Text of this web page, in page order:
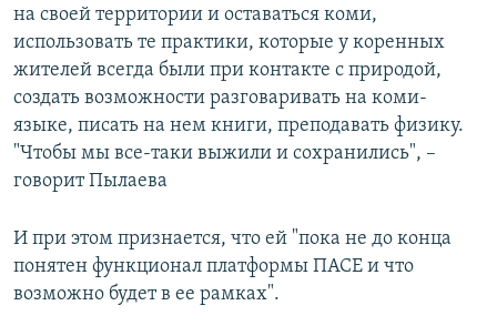
на своей территории и оставаться коми,
использовать те практики, которые у коренных
жителей всегда были при контакте с природой,
создать возможности разговаривать на коми-
языке, писать на нем книги, преподавать физику.
"Чтобы мы все-таки выжили и сохранились", –
говорит Пылаева
И при этом признается, что ей "пока не до конца
понятен функционал платформы ПАСЕ и что
возможно будет в ее рамках".